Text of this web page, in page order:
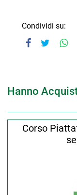
Condividi su:
Hanno
Corso